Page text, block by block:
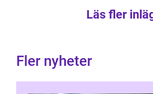
Läs fler
Fler nyheter